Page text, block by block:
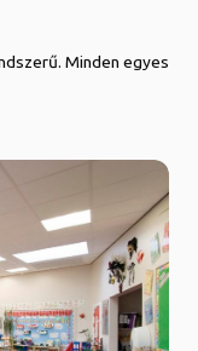
Minden egyes